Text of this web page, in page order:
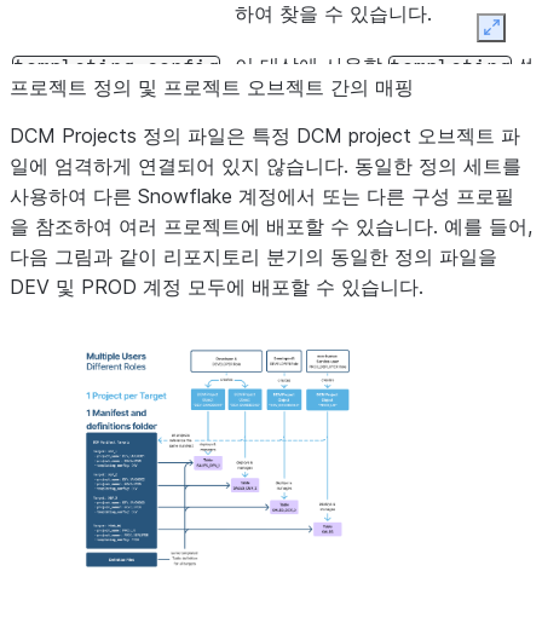
하여 찾을 수 있습니다.
templating_config
(선택 사항)
이 대상에 사용할 templating
템플릿 구성의 이름입니다.
프로젝트 정의 및 프로젝트 오브젝트 간의 매핑
DCM Projects 정의 파일은 특정 DCM project 오브젝트 파
일에 엄격하게 연결되어 있지 않습니다. 동일한 정의 세트를
사용하여 다른 Snowflake 계정에서 또는 다른 구성 프로필
을 참조하여 여러 프로젝트에 배포할 수 있습니다. 예를 들어,
다음 그림과 같이 리포지토리 분기의 동일한 정의 파일을
DEV 및 PROD 계정 모두에 배포할 수 있습니다.